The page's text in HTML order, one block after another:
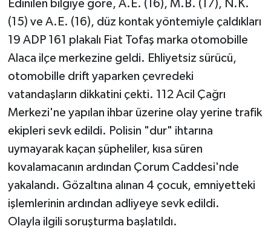
Edinilen bilgiye göre, A.E. (16), M.B. (17), N.K.
(15) ve A.E. (16), düz kontak yöntemiyle çaldıkları
19 ADP 161 plakalı Fiat Tofaş marka otomobille
Alaca ilçe merkezine geldi. Ehliyetsiz sürücü,
otomobille drift yaparken çevredeki
vatandaşların dikkatini çekti. 112 Acil Çağrı
Merkezi'ne yapılan ihbar üzerine olay yerine trafik
ekipleri sevk edildi. Polisin "dur" ihtarına
uymayarak kaçan şüpheliler, kısa süren
kovalamacanın ardından Çorum Caddesi'nde
yakalandı. Gözaltına alınan 4 çocuk, emniyetteki
işlemlerinin ardından adliyeye sevk edildi.
Olayla ilgili soruşturma başlatıldı.
Sağlık